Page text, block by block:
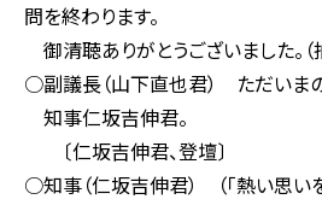
問を終わります。
御清聴ありがとうございました。（
○副議長（山下直也君） ただいま
知事仁坂吉伸君。
〔仁坂吉伸君、登壇〕
○知事（仁坂吉伸君） （「熱い思い